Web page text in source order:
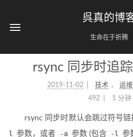
呉真的博
生命在于折腾
rsync 同步时追
2019-11-02 技术 ，运维
492
1 分钟
rsync 同步时默认会跳过符号链
l
参数，或者 -a 参数 (包含 -l
参